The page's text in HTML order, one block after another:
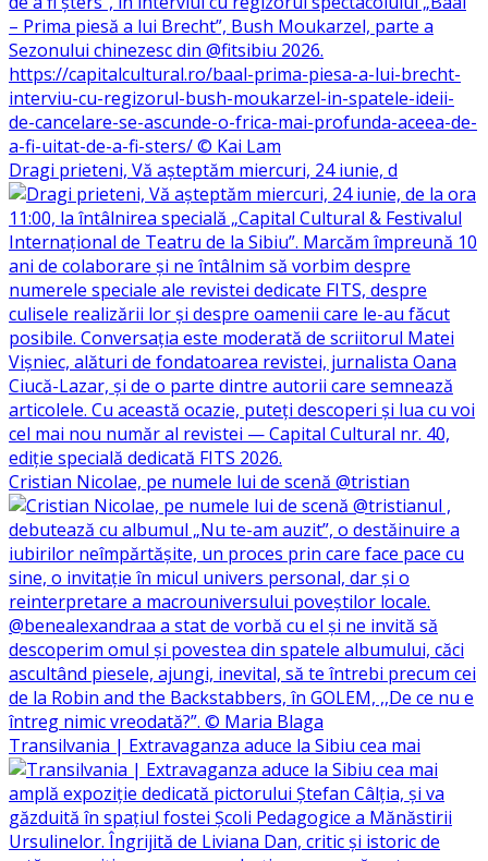
Dragi prieteni, Vă așteptăm miercuri, 24 iunie, d
Cristian Nicolae, pe numele lui de scenă @tristian
Transilvania | Extravaganza aduce la Sibiu cea mai